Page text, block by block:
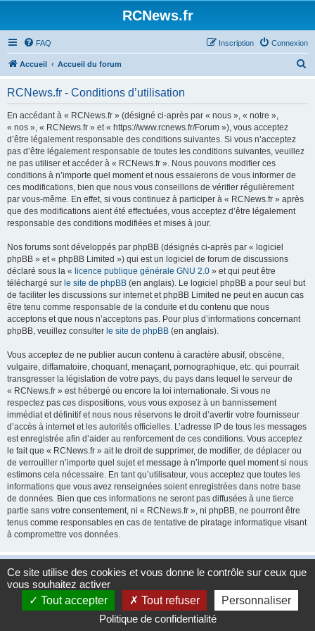
RCNews.fr
FAQ Connexion
Inscription
Accueil Accueil du forum
RCNews.fr - Conditions d’utilisation
En accédant à « RCNews.fr » (désigné ci-après par « nous », « notre »,
« nos », « RCNews.fr » et « https://www.rcnews.fr/Forum »), vous acceptez
d’être légalement responsable des conditions suivantes. Si vous n’acceptez
pas d’être légalement responsable de toutes les conditions suivantes, veuillez
ne pas utiliser et accéder à « RCNews.fr ». Nous pouvons modifier ces
conditions à n’importe quel moment et nous essaierons de vous informer de
ces modifications, bien que nous vous conseillons de vérifier régulièrement
par vous-même. En effet, si vous continuez à participer à « RCNews.fr » après
que des modifications aient été effectuées, vous acceptez d’être légalement
responsable des conditions modifiées et mises à jour.
Nos forums sont développés par phpBB (désignés ci-après par « logiciel
phpBB » et « phpBB Limited ») qui est un logiciel de forum de discussions
déclaré sous la « licence publique générale GNU 2.0 » et qui peut être
téléchargé sur le site de phpBB (en anglais). Le logiciel phpBB a pour seul but
de faciliter les discussions sur internet et phpBB Limited ne peut en aucun cas
être tenu comme responsable de la conduite et du contenu que nous
acceptons et que nous n’acceptons pas. Pour plus d’informations concernant
phpBB, veuillez consulter le site de phpBB (en anglais).
Vous acceptez de ne publier aucun contenu à caractère abusif, obscène,
vulgaire, diffamatoire, choquant, menaçant, pornographique, etc. qui pourrait
transgresser la législation de votre pays, du pays dans lequel le serveur de
« RCNews.fr » est hébergé ou encore la loi internationale. Si vous ne
respectez pas ces dispositions, vous vous exposez à un bannissement
immédiat et définitif et nous nous réservons le droit d’avertir votre fournisseur
d’accès à internet et les autorités officielles. L’adresse IP de tous les messages
est enregistrée afin d’aider au renforcement de ces conditions. Vous acceptez
le fait que « RCNews.fr » ait le droit de supprimer, de modifier, de déplacer ou
de verrouiller n’importe quel sujet et message à n’importe quel moment si nous
estimons cela nécessaire. En tant qu’utilisateur, vous acceptez que toutes les
informations que vous avez renseignées soient enregistrées dans notre base
de données. Bien que ces informations ne seront pas diffusées à une tierce
partie sans votre consentement, ni « RCNews.fr », ni phpBB, ne pourront être
tenus comme responsables en cas de tentative de piratage informatique visant
à compromettre vos données.
Accueil Accueil du forum Fuseau horaire sur
Développé parphpBB® Forum Software © phpBB Limited
Traduction française officielle©
Confidentialité|Conditions
Panneau de gestion des cookies
Ce site utilise des cookies et vous donne le contrôle sur ceux que
vous souhaitez activer
Tout accepter
Tout refuser
Personnaliser
Politique de confidentialité